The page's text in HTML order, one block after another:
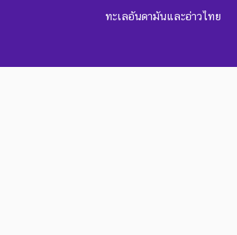
ทะเลอันดามันและอ่าวไทย